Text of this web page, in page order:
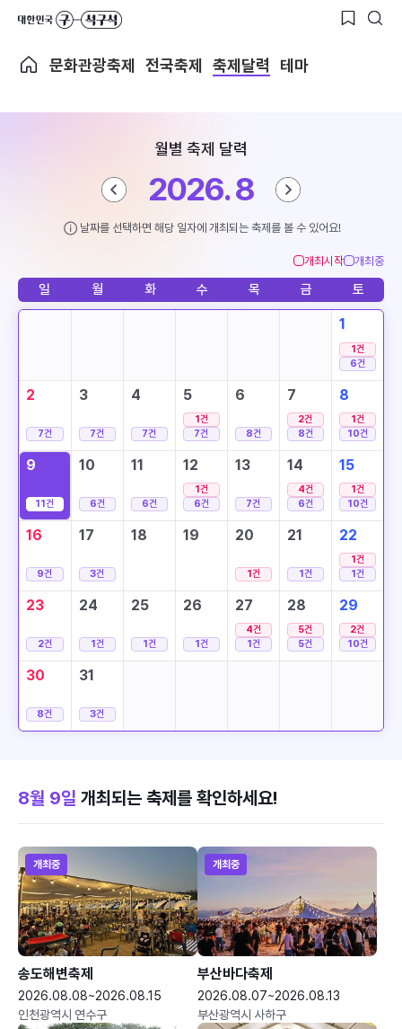
문화관광축제 전국축제 축제달력 테마
월별 축제 달력
2026. 8
날짜를 선택하면 해당 일자에 개최되는 축제를 볼 수 있어요!
개최시작 개최중
일 월 화 수 목 금 토
1
1건
6건
2
7건
3
7건
4
7건
5
1건
7건
6
8건
7
2건
8건
8
1건
10건
9
11건
10
6건
11
6건
12
1건
6건
13
7건
14
4건
6건
15
1건
10건
16
9건
17
3건
18 19 20
1건
21
1건
22
1건
1건
23
2건
24
1건
25
1건
26
1건
27
4건
1건
28
5건
5건
29
2건
10건
30
8건
31
3건
8월 9일 개최되는 축제를 확인하세요!
개최중
송도해변축제
2026.08.08~2026.08.15
인천광역시 연수구
개최중
부산바다축제
2026.08.07~2026.08.13
부산광역시 사하구